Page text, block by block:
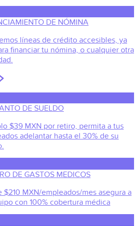
DE NÓMINA
líneas de crédito accesibles, ya
financiar tu nómina, o cualquier otra
DE SUELDO
$39 MXN por retiro, permita a tus
adelantar hasta el 30% de su
DE GASTOS MEDICOS
$210 MXN/empleados/mes asegura a
con 100% cobertura médica